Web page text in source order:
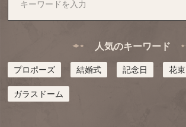
人気のキーワード
プロポーズ 結婚式 記念日 花束
ガラスドーム